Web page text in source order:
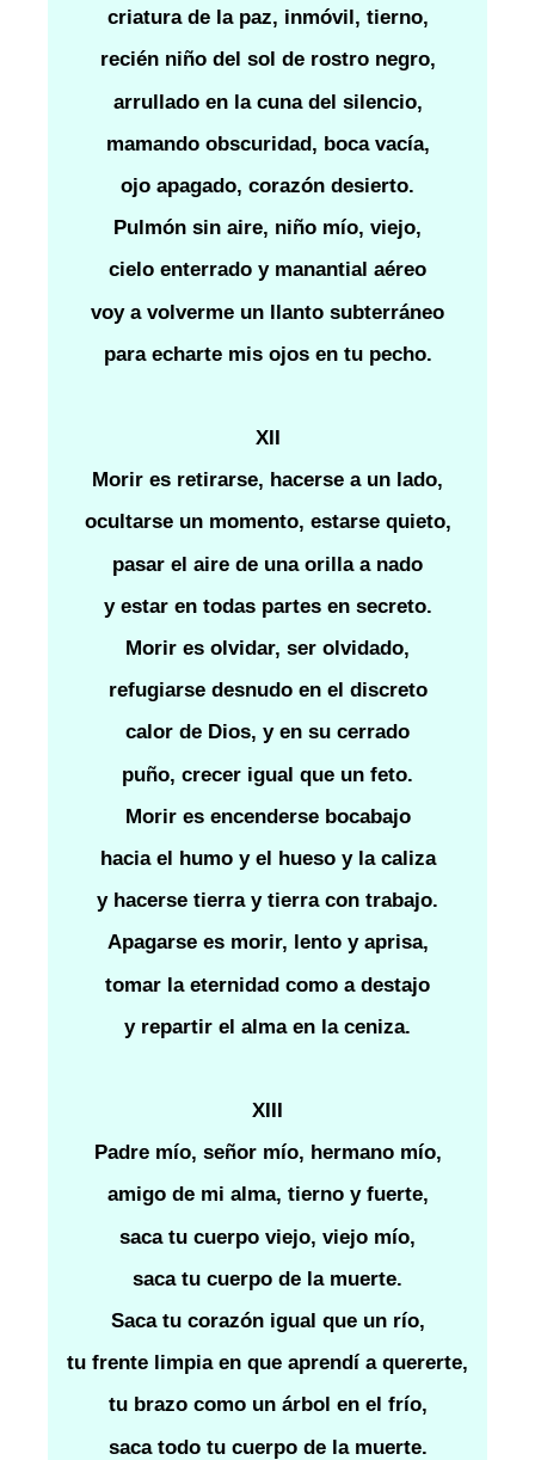
criatura de la paz, inmóvil, tierno,
recién niño del sol de rostro negro,
arrullado en la cuna del silencio,
mamando obscuridad, boca vacía,
ojo apagado, corazón desierto.
Pulmón sin aire, niño mío, viejo,
cielo enterrado y manantial aéreo
voy a volverme un llanto subterráneo
para echarte mis ojos en tu pecho.
XII
Morir es retirarse, hacerse a un lado,
ocultarse un momento, estarse quieto,
pasar el aire de una orilla a nado
y estar en todas partes en secreto.
Morir es olvidar, ser olvidado,
refugiarse desnudo en el discreto
calor de Dios, y en su cerrado
puño, crecer igual que un feto.
Morir es encenderse bocabajo
hacia el humo y el hueso y la caliza
y hacerse tierra y tierra con trabajo.
Apagarse es morir, lento y aprisa,
tomar la eternidad como a destajo
y repartir el alma en la ceniza.
XIII
Padre mío, señor mío, hermano mío,
amigo de mi alma, tierno y fuerte,
saca tu cuerpo viejo, viejo mío,
saca tu cuerpo de la muerte.
Saca tu corazón igual que un río,
tu frente limpia en que aprendí a quererte,
tu brazo como un árbol en el frío,
saca todo tu cuerpo de la muerte.